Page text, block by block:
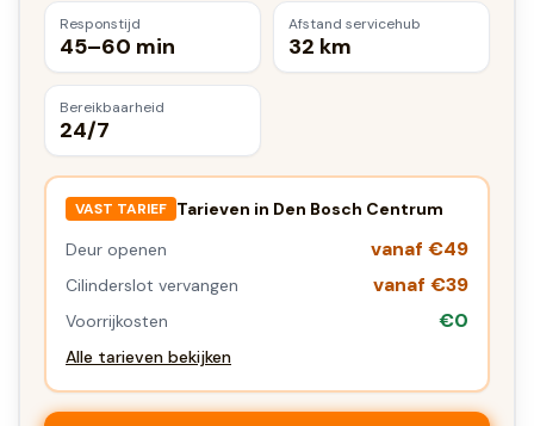
Responstijd
45–60 min
Afstand servicehub
32 km
Bereikbaarheid
24/7
VAST TARIEF Tarieven in Den Bosch Centrum
Deur openen
vanaf €49
Cilinderslot vervangen vanaf €39
Voorrijkosten €0
Alle tarieven bekijken